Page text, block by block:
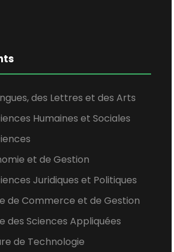
des Lettres et des Arts
Humaines et Sociales
et de Gestion
Juridiques et Politiques
de Commerce et de Gestion
des Sciences Appliquées
de Technologie